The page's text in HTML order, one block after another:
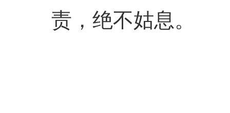
责，绝不姑息。